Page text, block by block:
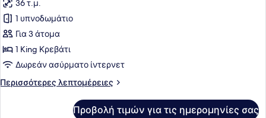
στο
Club
Lounge
View)
για
Premium
Δωμάτιο,
1
King
Μη
36 τ.μ.
1 υπνοδωμάτιο
Για 3 άτομα
1 King Κρεβάτι
Δωρεάν ασύρματο ίντερνετ
Περισσότερες λεπτομέρειες
Περισσότερες
Προβολή τιμών για τις ημερομηνίες σας